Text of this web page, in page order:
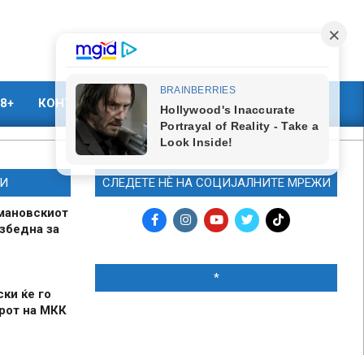
КОНТАКТ МАРКЕТИНГ
за
ќе го
на МКК
СЛЕДЕТЕ НЀ НА СОЦИЈАЛНИТЕ МРЕЖИ
*